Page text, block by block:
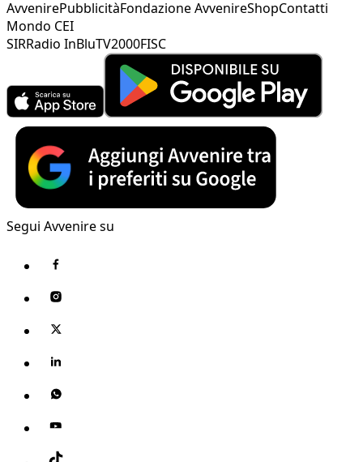
AvvenirePubblicitàFondazione AvvenireShopContatti
Mondo CEI
SIRRadio InBluTV2000FISC
Segui Avvenire su